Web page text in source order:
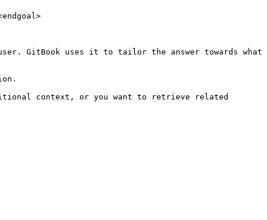
GitBook uses it to tailor the answer towards what
context, or you want to retrieve related